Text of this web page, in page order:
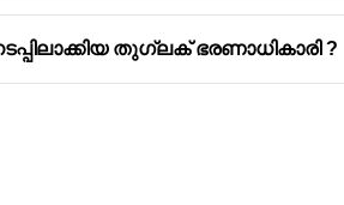
തുഗ്ലക് ഭരണാധികാരി ?